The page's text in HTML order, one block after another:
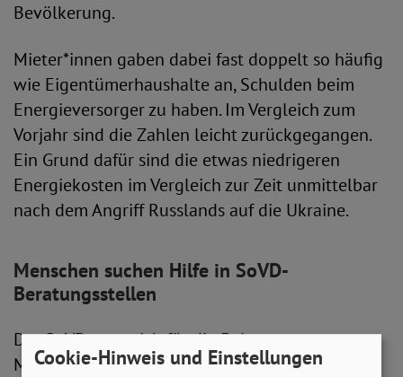
Bevölkerung.
Mieter*innen gaben dabei fast doppelt so häufig
wie Eigentümerhaushalte an, Schulden beim
Energieversorger zu haben. Im Vergleich zum
Vorjahr sind die Zahlen leicht zurückgegangen.
Ein Grund dafür sind die etwas niedrigeren
Energiekosten im Vergleich zur Zeit unmittelbar
nach dem Angriff Russlands auf die Ukraine.
Menschen suchen Hilfe in SoVD-
Beratungsstellen
Der SoVD setzt sich für die Belange von
Menschen mit niedrigen Einkommen ein und
Cookie-Hinweis und Einstellungen